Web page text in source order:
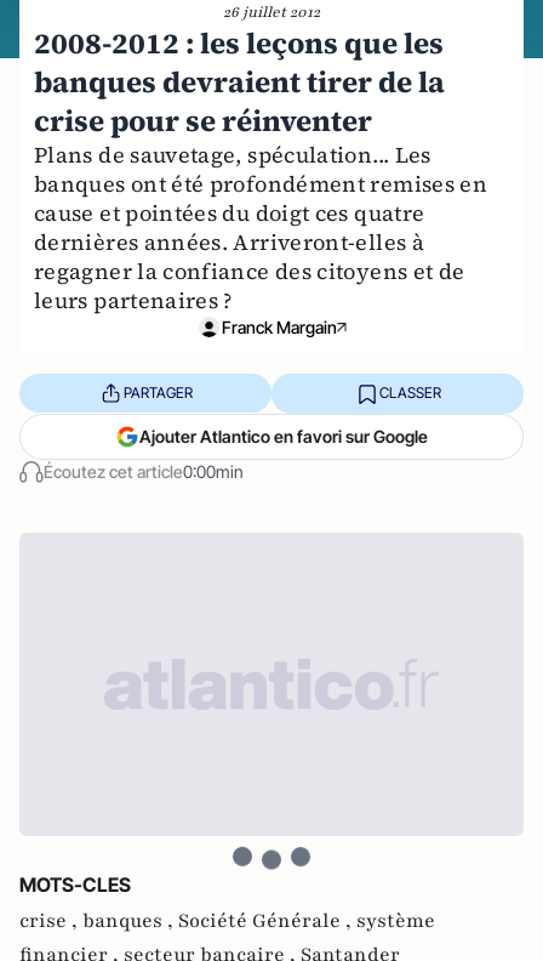
26 juillet 2012
2008-2012 : les leçons que les
banques devraient tirer de la
crise pour se réinventer
Plans de sauvetage, spéculation... Les
banques ont été profondément remises en
cause et pointées du doigt ces quatre
dernières années. Arriveront-elles à
regagner la confiance des citoyens et de
leurs partenaires ?
Franck Margain
Écoutez cet article0:00min
PARTAGER CLASSER
Ajouter Atlantico en favori sur Google
MOTS-CLES
crise , banques , Société Générale , système
financier , secteur bancaire , Santander